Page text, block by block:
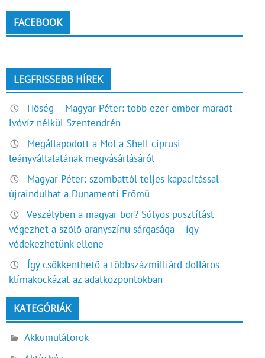
FACEBOOK
LEGFRISSEBB HÍREK
Hőség – Magyar Péter: több ezer ember maradt
ivóvíz nélkül Szentendrén
Megállapodott a Mol a Shell ciprusi
leányvállalatának megvásárlásáról
Magyar Péter: szombattól teljes kapacitással
újraindulhat a Dunamenti Erőmű
Veszélyben a magyar bor? Súlyos pusztítást
végezhet a szőlő aranyszínű sárgasága – így
védekezhetünk ellene
Így csökkenthető a többszázmilliárd dolláros
klímakockázat az adatközpontokban
KATEGÓRIÁK
Akkumulátorok